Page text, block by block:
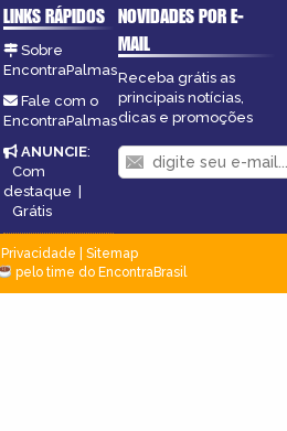
LINKS RÁPIDOS
Sobre
EncontraPalmas
Fale com o
EncontraPalmas
ANUNCIE:
Com
destaque |
Grátis
NOVIDADES POR E-
MAIL
Receba grátis as
principais notícias,
dicas e promoções
Privacidade
Sitemap
pelo time do EncontraBrasil